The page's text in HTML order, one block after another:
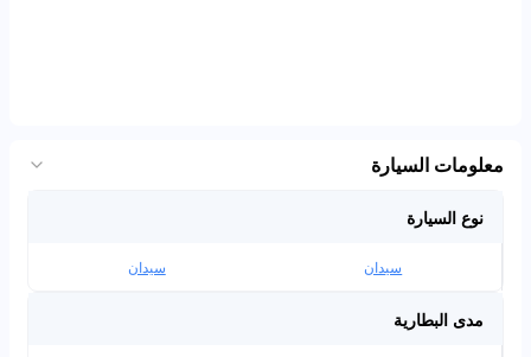
معلومات السيارة
نوع السيارة
سيدان سيدان
مدى البطارية